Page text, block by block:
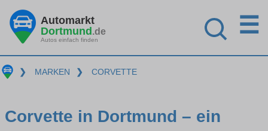
Automarkt
Dortmund.de
Autos einfach finden
☰
❯ MARKEN ❯ CORVETTE
Corvette in Dortmund – ein